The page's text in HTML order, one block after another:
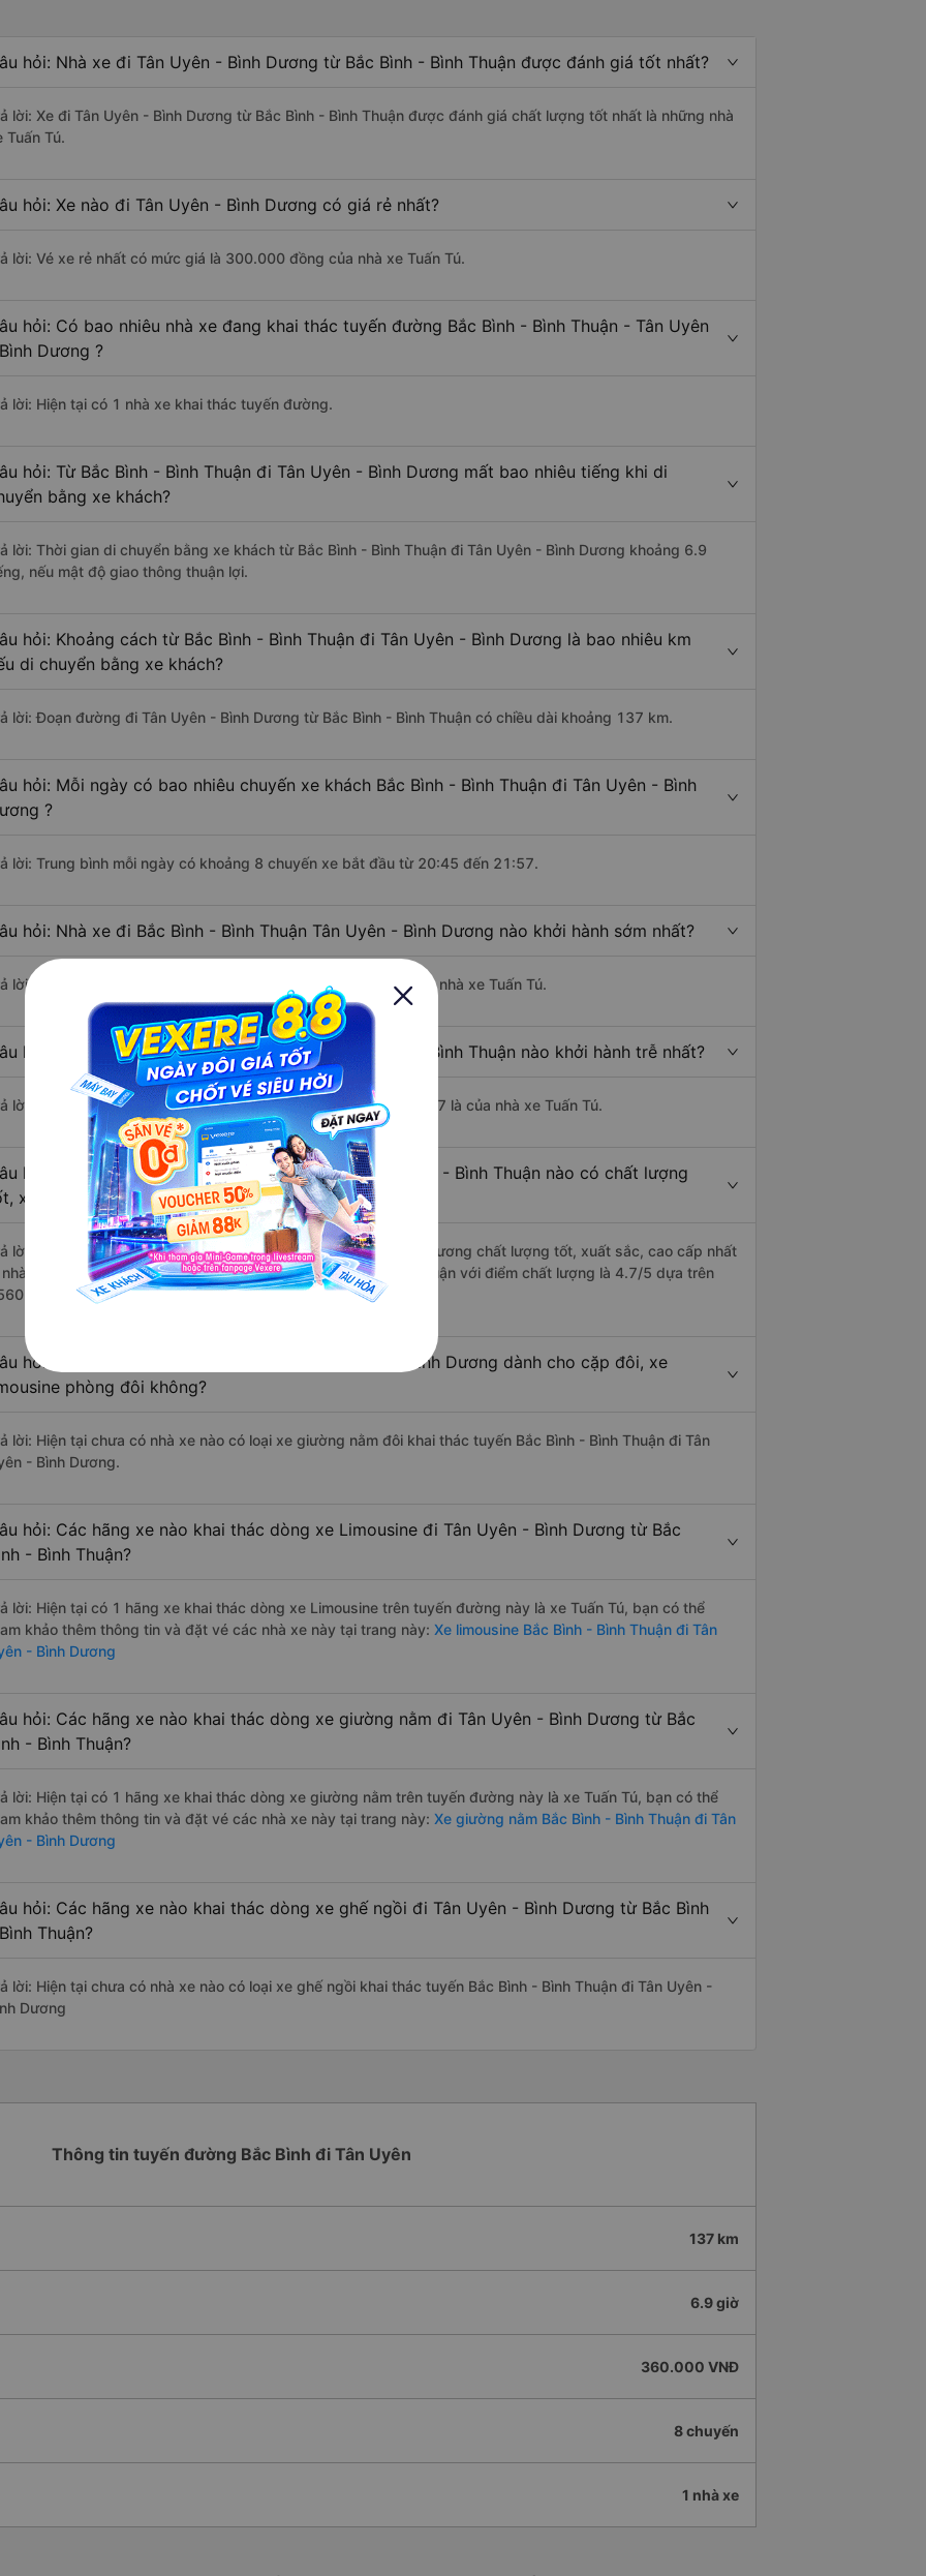
hỏi: Nhà xe đi Tân Uyên - Bình Dương từ Bắc Bình - Bình Thuận được đánh giá tốt nhất?
lời: Xe đi Tân Uyên - Bình Dương từ Bắc Bình - Bình Thuận được đánh giá chất lượng tốt nhất là những nhà
Tuấn Tú.
hỏi: Xe nào đi Tân Uyên - Bình Dương có giá rẻ nhất?
lời: Vé xe rẻ nhất có mức giá là 300.000 đồng của nhà xe Tuấn Tú.
hỏi: Có bao nhiêu nhà xe đang khai thác tuyến đường Bắc Bình - Bình Thuận - Tân Uyên
Dương ?
lời: Hiện tại có 1 nhà xe khai thác tuyến đường.
hỏi: Từ Bắc Bình - Bình Thuận đi Tân Uyên - Bình Dương mất bao nhiêu tiếng khi di
bằng xe khách?
lời: Thời gian di chuyển bằng xe khách từ Bắc Bình - Bình Thuận đi Tân Uyên - Bình Dương khoảng 6.9
nếu mật độ giao thông thuận lợi.
hỏi: Khoảng cách từ Bắc Bình - Bình Thuận đi Tân Uyên - Bình Dương là bao nhiêu km
di chuyển bằng xe khách?
lời: Đoạn đường đi Tân Uyên - Bình Dương từ Bắc Bình - Bình Thuận có chiều dài khoảng 137 km.
hỏi: Mỗi ngày có bao nhiêu chuyến xe khách Bắc Bình - Bình Thuận đi Tân Uyên - Bình
?
lời: Trung bình mỗi ngày có khoảng 8 chuyến xe bắt đầu từ 20:45 đến 21:57.
hỏi: Nhà xe đi Bắc Bình - Bình Thuận Tân Uyên - Bình Dương nào khởi hành sớm nhất?
lời: Chuyến xe có giờ xuất phát sớm nhất vào lúc 20:45 là của nhà xe Tuấn Tú.
hỏi: Nhà xe đi Tân Uyên - Bình Dương từ Bắc Bình - Bình Thuận nào khởi hành trễ nhất?
lời: Chuyến xe có giờ xuất phát trễ (muộn) nhất là vào lúc 21:57 là của nhà xe Tuấn Tú.
hỏi: Review xe đi Tân Uyên - Bình Dương từ Bắc Bình - Bình Thuận nào có chất lượng
xuất sắc, cao cấp nhất?
lời: Những hãng xe đi Bắc Bình - Bình Thuận Tân Uyên - Bình Dương chất lượng tốt, xuất sắc, cao cấp nhất
nhà xe Tuấn Tú đi Tân Uyên - Bình Dương từ Bắc Bình - Bình Thuận với điểm chất lượng là 4.7/5 dựa trên
đánh giá của khách hàng).
hỏi: Có loại xe Bắc Bình - Bình Thuận Tân Uyên - Bình Dương dành cho cặp đôi, xe
phòng đôi không?
lời: Hiện tại chưa có nhà xe nào có loại xe giường nằm đôi khai thác tuyến Bắc Bình - Bình Thuận đi Tân
- Bình Dương.
hỏi: Các hãng xe nào khai thác dòng xe Limousine đi Tân Uyên - Bình Dương từ Bắc
- Bình Thuận?
lời: Hiện tại có 1 hãng xe khai thác dòng xe Limousine trên tuyến đường này là xe Tuấn Tú, bạn có thể
khảo thêm thông tin và đặt vé các nhà xe này tại trang này: Xe limousine Bắc Bình - Bình Thuận đi Tân
- Bình Dương
hỏi: Các hãng xe nào khai thác dòng xe giường nằm đi Tân Uyên - Bình Dương từ Bắc
- Bình Thuận?
lời: Hiện tại có 1 hãng xe khai thác dòng xe giường nằm trên tuyến đường này là xe Tuấn Tú, bạn có thể
khảo thêm thông tin và đặt vé các nhà xe này tại trang này: Xe giường nằm Bắc Bình - Bình Thuận đi Tân
- Bình Dương
hỏi: Các hãng xe nào khai thác dòng xe ghế ngồi đi Tân Uyên - Bình Dương từ Bắc Bình
Thuận?
lời: Hiện tại chưa có nhà xe nào có loại xe ghế ngồi khai thác tuyến Bắc Bình - Bình Thuận đi Tân Uyên -
Dương
Thông tin tuyến đường Bắc Bình đi Tân Uyên
137 km
6.9 giờ
360.000 VNĐ
8 chuyến
1 nhà xe